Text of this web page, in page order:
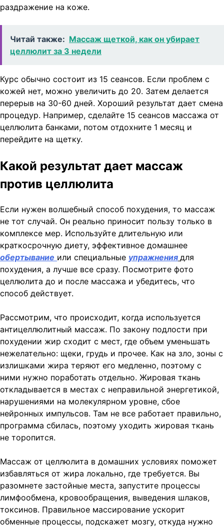
раздражение на коже.
Читай также: Массаж щеткой, как он убирает
целлюлит за 3 недели
Курс обычно состоит из 15 сеансов. Если проблем с
кожей нет, можно увеличить до 20. Затем делается
перерыв на 30-60 дней. Хороший результат дает смена
процедур. Например, сделайте 15 сеансов массажа от
целлюлита банками, потом отдохните 1 месяц и
перейдите на щетку.
Какой результат дает массаж
против целлюлита
Если нужен волшебный способ похудения, то массаж
не тот случай. Он реально приносит пользу только в
комплексе мер. Используйте длительную или
краткосрочную диету, эффективное домашнее
обертывание или специальные упражнения для
похудения, а лучше все сразу. Посмотрите фото
целлюлита до и после массажа и убедитесь, что
способ действует.
Рассмотрим, что происходит, когда используется
антицеллюлитный массаж. По закону подлости при
похудении жир сходит с мест, где объем уменьшать
нежелательно: щеки, грудь и прочее. Как на зло, зоны с
излишками жира теряют его медленно, поэтому с
ними нужно поработать отдельно. Жировая ткань
откладывается в местах с неправильной энергетикой,
нарушениями на молекулярном уровне, сбое
нейронных импульсов. Там не все работает правильно,
программа сбилась, поэтому уходить жировая ткань
не торопится.
Массаж от целлюлита в домашних условиях поможет
избавляться от жира локально, где требуется. Вы
разомнете застойные места, запустите процессы
лимфообмена, кровообращения, выведения шлаков,
токсинов. Правильное массирование ускорит
обменные процессы, подскажет мозгу, откуда нужно